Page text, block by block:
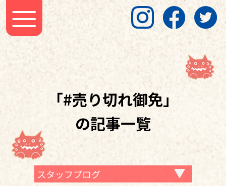
「#売り切れ御免」
の記事一覧
スタッフブログ